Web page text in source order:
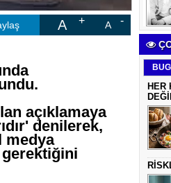
A A
açıklamaya
denilerek,
medya
gerektiğini
HER